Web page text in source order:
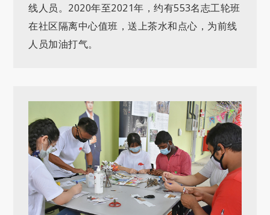
线人员。2020年至2021年，约有553名志工轮班
在社区隔离中心值班，送上茶水和点心，为前线
人员加油打气。